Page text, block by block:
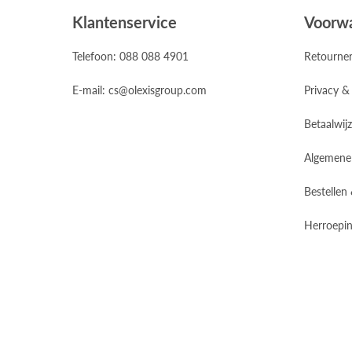
Klantenservice
Telefoon: 088 088 4901
E-mail: cs@olexisgroup.com Privacy
Bestellen